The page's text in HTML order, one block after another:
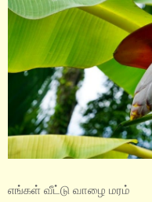
எங்கள் வீட்டு வாழை மரம்